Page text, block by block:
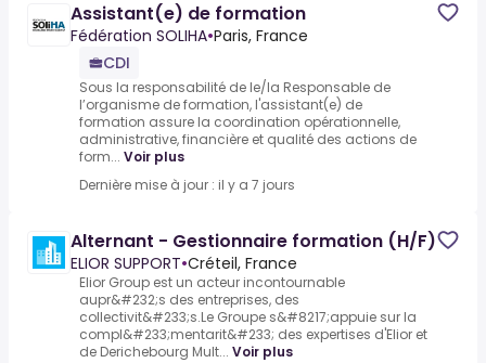
Assistant(e) de formation
Fédération SOLIHA•Paris, France
CDI
Sous la responsabilité de le/la Responsable de
l’organisme de formation, l'assistant(e) de
formation assure la coordination opérationnelle,
administrative, financière et qualité des actions de
form... Voir plus
Dernière mise à jour : il y a 7 jours
Alternant - Gestionnaire formation (H/F)
ELIOR SUPPORT•Créteil, France
Elior Group est un acteur incontournable
aupr&#232;s des entreprises, des
collectivit&#233;s.Le Groupe s&#8217;appuie sur la
compl&#233;mentarit&#233; des expertises d'Elior et
de Derichebourg Mult... Voir plus